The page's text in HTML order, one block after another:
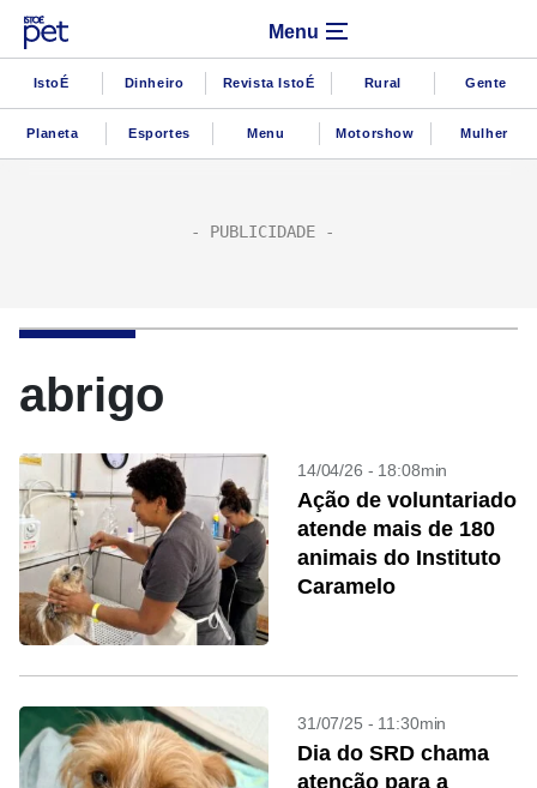
Menu
IstoÉ Dinheiro Revista IstoÉ Rural Gente
Planeta Esportes Menu Motorshow Mulher
abrigo
14/04/26 - 18:08min
Ação de voluntariado
atende mais de 180
animais do Instituto
Caramelo
31/07/25 - 11:30min
Dia do SRD chama
atenção para a